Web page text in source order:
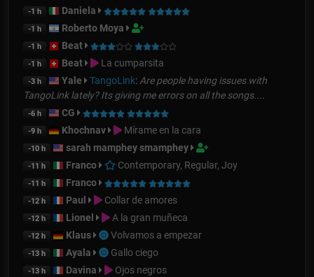
-1 h Daniela
-1 h Roberto Moya
-1 h Beat
-1 h Beat La cumparsita
-3 h Yale TangoLink:Are people having issues with
TangoLink lately? Its giving me errors on all the songs....
-6 h CG
-9 h Khochnav Mírame en la cara
-10 h sarah mamphey smamphey
-11 h Franco Contemporary, Regular, Joy
-11 h Franco
-12 h Paul Collar de amores
-12 h Lionel A la gran muñeca
-12 h Klaus Volvamos a empezar
-13 h Ayala Gallo ciego
-13 h Davina Ojos negros